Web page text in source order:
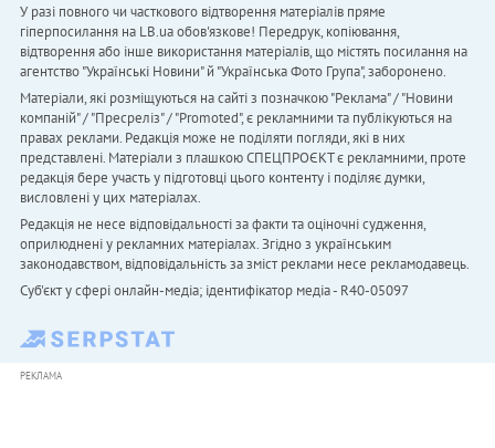
У разі повного чи часткового відтворення матеріалів пряме
гіперпосилання на LB.ua обов'язкове! Передрук, копіювання,
відтворення або інше використання матеріалів, що містять посилання на
агентство "Українськi Новини" й "Українська Фото Група", заборонено.
Матеріали, які розміщуються на сайті з позначкою "Реклама" / "Новини
компаній" / "Пресреліз" / "Promoted", є рекламними та публікуються на
правах реклами. Редакція може не поділяти погляди, які в них
представлені. Матеріали з плашкою СПЕЦПРОЄКТ є рекламними, проте
редакція бере участь у підготовці цього контенту і поділяє думки,
висловлені у цих матеріалах.
Редакція не несе відповідальності за факти та оціночні судження,
оприлюднені у рекламних матеріалах. Згідно з українським
законодавством, відповідальність за зміст реклами несе рекламодавець.
Cуб'єкт у сфері онлайн-медіа; ідентифікатор медіа - R40-05097
РЕКЛАМА